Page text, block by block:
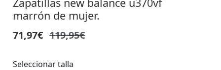
marrón de mujer.
71,97€ 119,95€
Seleccionar talla